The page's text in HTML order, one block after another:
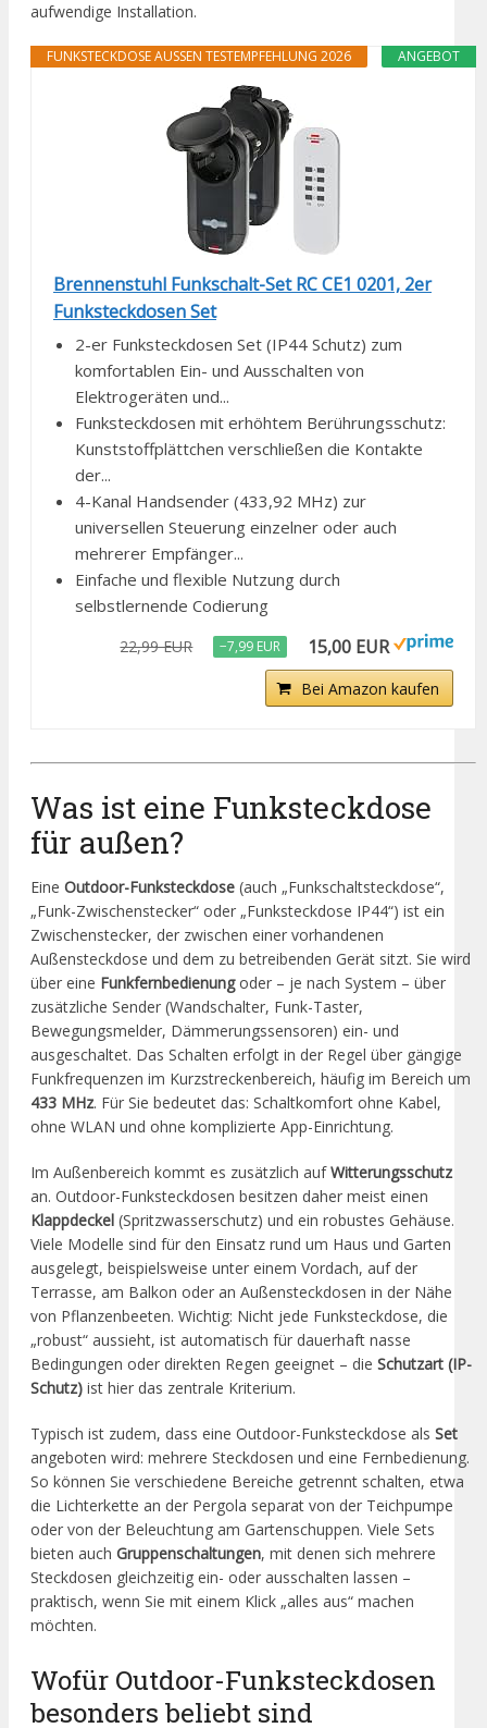
aufwendige Installation.
ANGEBOT
FUNKSTECKDOSE AUSSEN TESTEMPFEHLUNG 2026
Brennenstuhl Funkschalt-Set RC CE1 0201, 2er
Funksteckdosen Set
2-er Funksteckdosen Set (IP44 Schutz) zum
komfortablen Ein- und Ausschalten von
Elektrogeräten und...
Funksteckdosen mit erhöhtem Berührungsschutz:
Kunststoffplättchen verschließen die Kontakte
der...
4-Kanal Handsender (433,92 MHz) zur
universellen Steuerung einzelner oder auch
mehrerer Empfänger...
Einfache und flexible Nutzung durch
selbstlernende Codierung
22,99 EUR −7,99 EUR 15,00 EUR
Bei Amazon kaufen
Was ist eine Funksteckdose
für außen?
Eine Outdoor-Funksteckdose (auch „Funkschaltsteckdose“,
„Funk-Zwischenstecker“ oder „Funksteckdose IP44“) ist ein
Zwischenstecker, der zwischen einer vorhandenen
Außensteckdose und dem zu betreibenden Gerät sitzt. Sie wird
über eine Funkfernbedienungoder – je nach System – über
zusätzliche Sender (Wandschalter, Funk-Taster,
Bewegungsmelder, Dämmerungssensoren) ein- und
ausgeschaltet. Das Schalten erfolgt in der Regel über gängige
Funkfrequenzen im Kurzstreckenbereich, häufig im Bereich um
433 MHz. Für Sie bedeutet das: Schaltkomfort ohne Kabel,
ohne WLAN und ohne komplizierte App-Einrichtung.
Im Außenbereich kommt es zusätzlich aufWitterungsschutz
an. Outdoor-Funksteckdosen besitzen daher meist einen
Klappdeckel (Spritzwasserschutz) und ein robustes Gehäuse.
Viele Modelle sind für den Einsatz rund um Haus und Garten
ausgelegt, beispielsweise unter einem Vordach, auf der
Terrasse, am Balkon oder an Außensteckdosen in der Nähe
von Pflanzenbeeten. Wichtig: Nicht jede Funksteckdose, die
„robust“ aussieht, ist automatisch für dauerhaft nasse
Bedingungen oder direkten Regen geeignet – die Schutzart (IP-
Schutz) ist hier das zentrale Kriterium.
Typisch ist zudem, dass eine Outdoor-Funksteckdose als Set
angeboten wird: mehrere Steckdosen und eine Fernbedienung.
So können Sie verschiedene Bereiche getrennt schalten, etwa
die Lichterkette an der Pergola separat von der Teichpumpe
oder von der Beleuchtung am Gartenschuppen. Viele Sets
bieten auch Gruppenschaltungen, mit denen sich mehrere
Steckdosen gleichzeitig ein- oder ausschalten lassen –
praktisch, wenn Sie mit einem Klick „alles aus“ machen
möchten.
Wofür Outdoor-Funksteckdosen
besonders beliebt sind